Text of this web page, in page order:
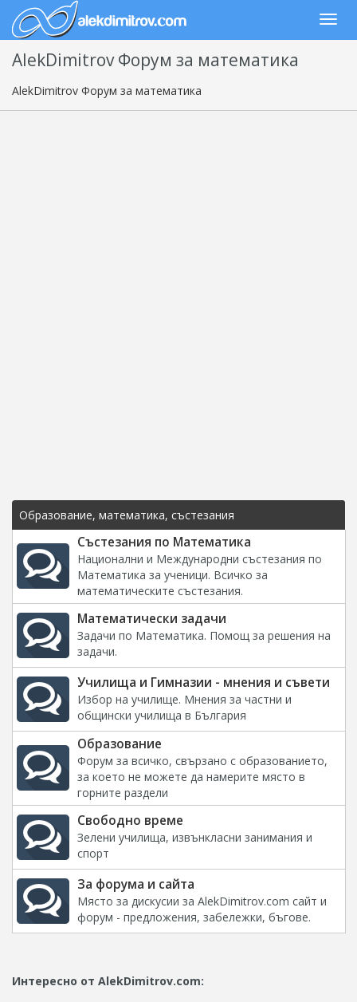
AlekDimitrov Форум за математика
AlekDimitrov Форум за математика
Образование, математика, състезания
Състезания по Математика
Национални и Международни състезания по
Математика за ученици. Всичко за
математическите състезания.
Математически задачи
Задачи по Математика. Помощ за решения на
задачи.
Училища и Гимназии - мнения и съвети
Избор на училище. Мнения за частни и
общински училища в България
Образование
Форум за всичко, свързано с образованието,
за което не можете да намерите място в
горните раздели
Свободно време
Зелени училища, извънкласни занимания и
спорт
За форума и сайта
Място за дискусии за AlekDimitrov.com сайт и
форум - предложения, забележки, бъгове.
Интересно от AlekDimitrov.com: